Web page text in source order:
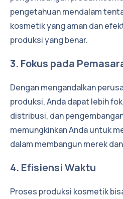
pengetahuan mendalam
kosmetik yang aman dan
produksi yang benar.
3. Fokus pada
Dengan mengandalkan
produksi, Anda dapat lebih
distribusi, dan
memungkinkan Anda untuk
dalam membangun merek
4. Efisiensi Waktu
Proses produksi kosmetik